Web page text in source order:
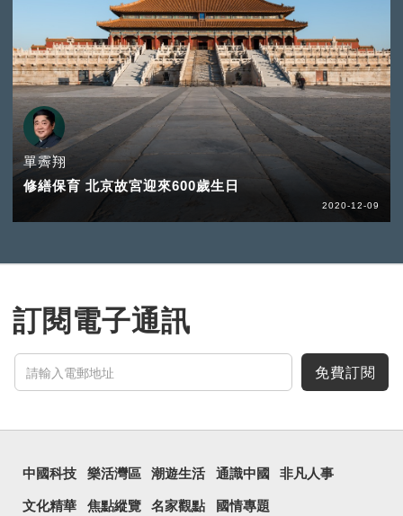
單霽翔
修繕保育 北京故宮迎來600歲生日
2020-12-09
訂閱電子通訊
免費訂閱
中國科技 樂活灣區 潮遊生活 通識中國 非凡人事
文化精華 焦點縱覽 名家觀點 國情專題